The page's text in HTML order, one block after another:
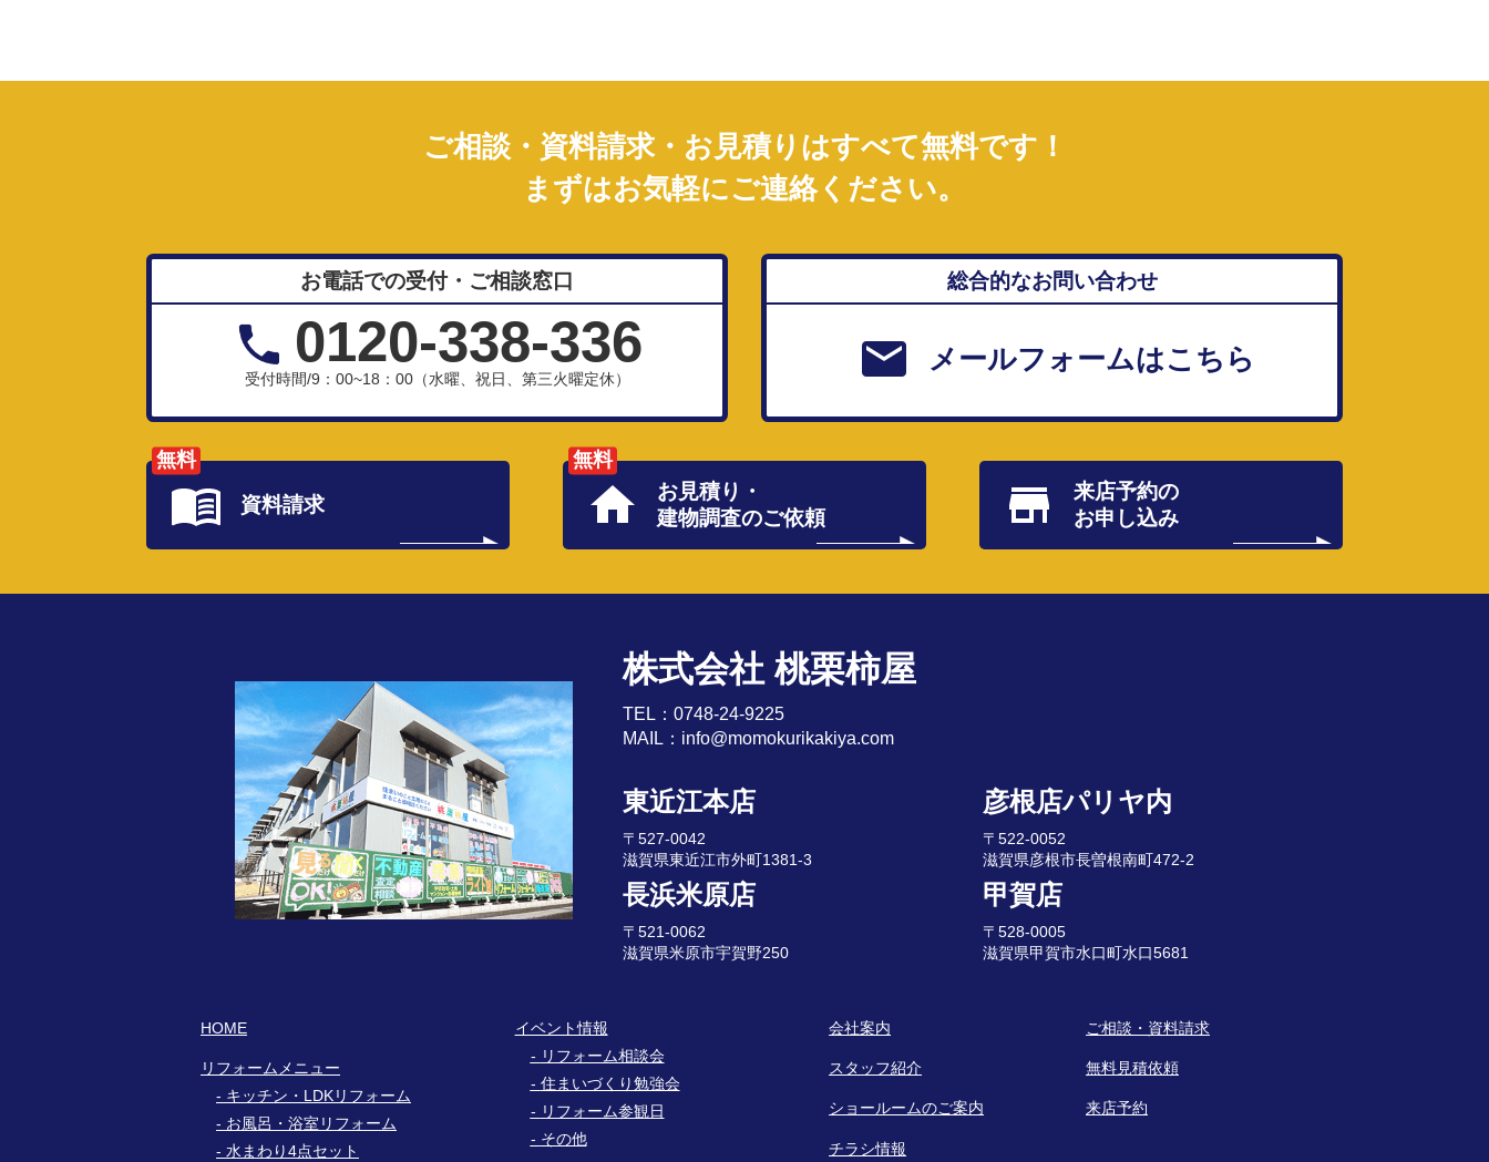
ご相談・資料請求・お見積りはすべて無料です！
まずはお気軽にご連絡ください。
お電話での受付・ご相談窓口
0120-338-336
受付時間/9：00~18：00（水曜、祝日、第三火曜定休）
総合的なお問い合わせ
メールフォームはこちら
無料
資料請求
無料
お見積り・
建物調査のご依頼
来店予約の
お申し込み
株式会社 桃栗柿屋
TEL：0748-24-9225
MAIL： info@momokurikakiya.com
東近江本店
〒527-0042
滋賀県東近江市外町1381-3
彦根店パリヤ内
〒522-0052
滋賀県彦根市長曽根南町472-2
長浜米原店
〒521-0062
滋賀県米原市宇賀野250
甲賀店
〒528-0005
滋賀県甲賀市水口町水口5681
HOME
リフォームメニュー
キッチン・LDKリフォーム
お風呂・浴室リフォーム
水まわり4点セット
イベント情報
リフォーム相談会
住まいづくり勉強会
リフォーム参観日
その他
会社案内
スタッフ紹介
ショールームのご案内
チラシ情報
ご相談・資料請求
無料見積依頼
来店予約